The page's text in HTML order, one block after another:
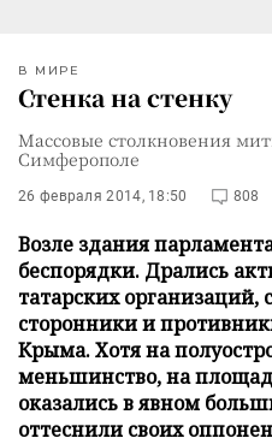
В МИРЕ
Стенка на стенку
Массовые столкновения
Симферополе
26 февраля 2014, 18:50 808
Возле здания
беспорядки. Дрались
татарских организаций,
сторонники и
Крыма. Хотя на
меньшинство, на
оказались в явном
оттеснили своих